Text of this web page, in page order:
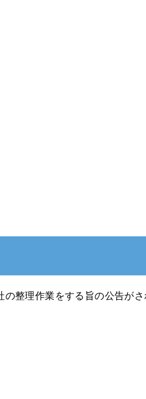
整理作業をする旨の公告が